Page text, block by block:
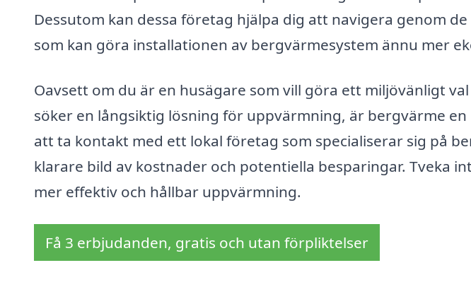
Dessutom kan dessa företag hjälpa dig att navigera genom
som kan göra installationen av bergvärmesystem ännu mer
Oavsett om du är en husägare som vill göra ett miljövänligt
söker en långsiktig lösning för uppvärmning, är bergvärme
att ta kontakt med ett lokal företag som specialiserar sig på
klarare bild av kostnader och potentiella besparingar. Tveka
mer effektiv och hållbar uppvärmning.
Få 3 erbjudanden, gratis och utan förpliktelser